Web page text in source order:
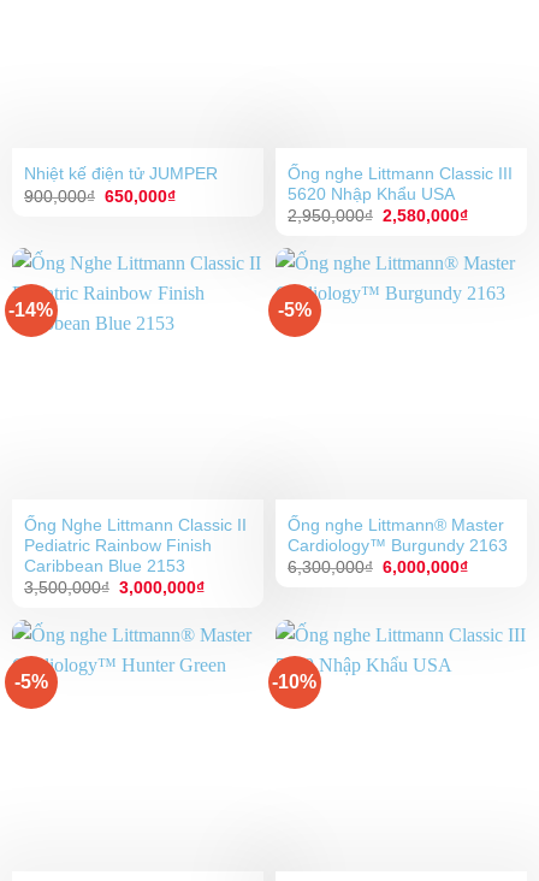
Nhiệt kế điện tử JUMPER
900,000₫ Giá
650,000₫Giá
650,000₫.
Ống nghe Littmann Classic III
5620 Nhập Khẩu USA
2,950,000₫ Giá
2,950,000₫.
2,580,000₫Giá
là:
-14%
Ống Nghe Littmann Classic II
Pediatric Rainbow Finish
Caribbean Blue 2153
3,500,000₫ Giá
3,500,000₫.
3,000,000₫Giá
là:
-5%
Ống nghe Littmann® Master
Cardiology™ Burgundy 2163
6,300,000₫ Giá
6,000,000₫Giá
-5% -10%